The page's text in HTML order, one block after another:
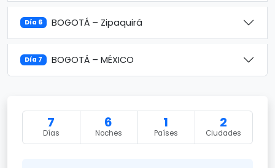
Día 6 BOGOTÁ – Zipaquirá
Día 7 BOGOTÁ – MÉXICO
7
Días
6
Noches
1
Países
2
Ciudades